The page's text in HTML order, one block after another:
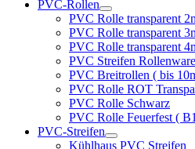
PVC-Rollen
PVC Rolle transparent
PVC Rolle transparent
PVC Rolle transparent
PVC Streifen
PVC Breitrollen ( bis
PVC Rolle ROT
PVC Rolle Schwarz
PVC Rolle Feuerfest (
PVC-Streifen
Kühlhaus PVC Streifen